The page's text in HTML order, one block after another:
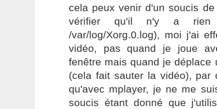
cela peux venir d'un soucis
vérifier qu'il n'y a rien
/var/log/Xorg.0.log), moi j'ai
vidéo, pas quand je joue
fenêtre mais quand je déplace
(cela fait sauter la vidéo), par
qu'avec mplayer, je ne me
soucis étant donné que